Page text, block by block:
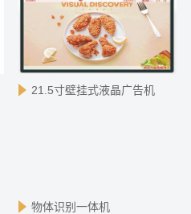
21.5寸壁挂式液晶广告机
物体识别一体机